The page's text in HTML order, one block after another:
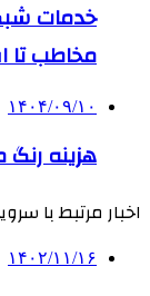
مخاطب تا
۱۴۰۴/۰۹/۱۰
هزینه
اخبار مرتبط با
۱۴۰۲/۱۱/۱۶